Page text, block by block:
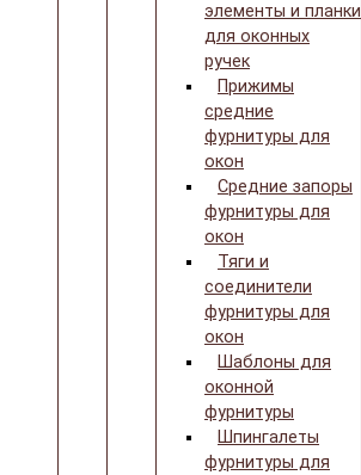
элементы и планки
для оконных
ручек
Прижимы
средние
фурнитуры для
окон
Средние запоры
фурнитуры для
окон
Тяги и
соединители
фурнитуры для
окон
Шаблоны для
оконной
фурнитуры
Шпингалеты
фурнитуры для